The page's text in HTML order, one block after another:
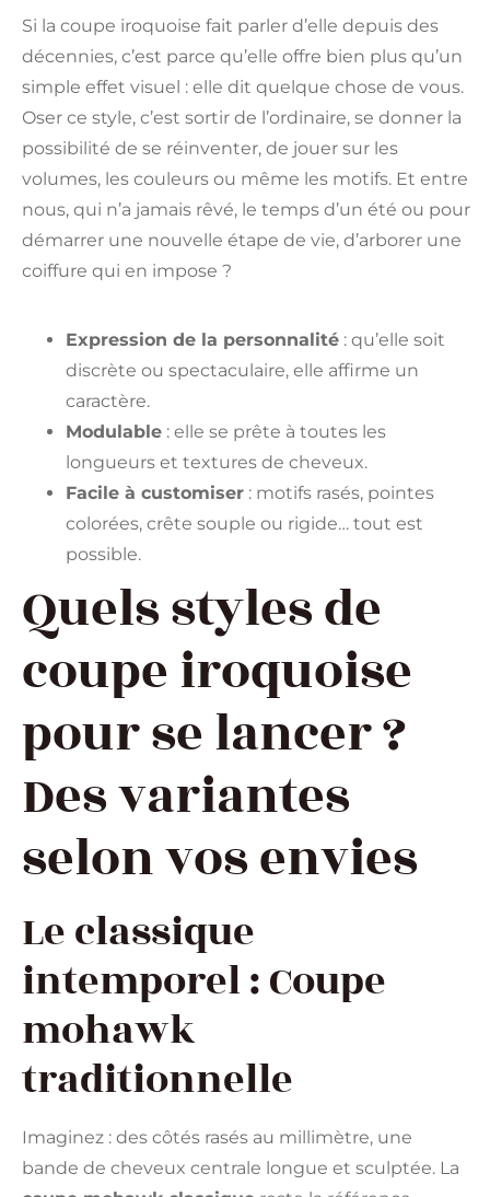
Si la coupe iroquoise fait parler d’elle depuis des
décennies, c’est parce qu’elle offre bien plus qu’un
simple effet visuel : elle dit quelque chose de vous.
Oser ce style, c’est sortir de l’ordinaire, se donner la
possibilité de se réinventer, de jouer sur les
volumes, les couleurs ou même les motifs. Et entre
nous, qui n’a jamais rêvé, le temps d’un été ou pour
démarrer une nouvelle étape de vie, d’arborer une
coiffure qui en impose ?
Expression de la personnalité : qu’elle soit
discrète ou spectaculaire, elle affirme un
caractère.
Modulable : elle se prête à toutes les
longueurs et textures de cheveux.
Facile à customiser : motifs rasés, pointes
colorées, crête souple ou rigide… tout est
possible.
Quels styles de
coupe iroquoise
pour se lancer ?
Des variantes
selon vos envies
Le classique
intemporel : Coupe
mohawk
traditionnelle
Imaginez : des côtés rasés au millimètre, une
bande de cheveux centrale longue et sculptée. La